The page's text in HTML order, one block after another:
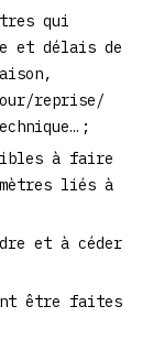
qui
et délais de
reprise/
;
à faire
liés à
et à céder
être faites